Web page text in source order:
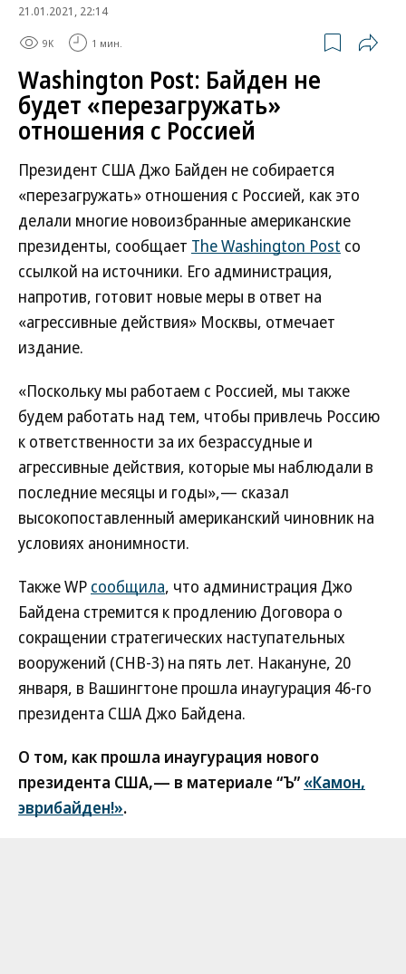
21.01.2021, 22:14
9K 1 мин.
Washington Post: Байден не
будет «перезагружать»
отношения с Россией
Президент США Джо Байден не собирается
«перезагружать» отношения с Россией, как это
делали многие новоизбранные американские
президенты, сообщает The Washington Post со
ссылкой на источники. Его администрация,
напротив, готовит новые меры в ответ на
«агрессивные действия» Москвы, отмечает
издание.
«Поскольку мы работаем с Россией, мы также
будем работать над тем, чтобы привлечь Россию
к ответственности за их безрассудные и
агрессивные действия, которые мы наблюдали в
последние месяцы и годы»,— сказал
высокопоставленный американский чиновник на
условиях анонимности.
Также WP сообщила, что администрация Джо
Байдена стремится к продлению Договора о
сокращении стратегических наступательных
вооружений (СНВ-3) на пять лет. Накануне, 20
января, в Вашингтоне прошла инаугурация 46-го
президента США Джо Байдена.
О том, как прошла инаугурация нового
президента США,— в материале “Ъ” «Камон,
эврибайден!».